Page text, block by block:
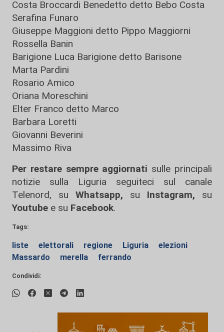
Costa Broccardi Benedetto detto Bebo Costa
Serafina Funaro
Giuseppe Maggioni detto Pippo Maggiorni
Rossella Banin
Barigione Luca Barigione detto Barisone
Marta Pardini
Rosario Amico
Oriana Moreschini
Elter Franco detto Marco
Barbara Loretti
Giovanni Beverini
Massimo Riva
Per restare sempre aggiornati sulle principali
notizie sulla Liguria seguiteci sul canale
Telenord, su
Whatsapp, su Instagram, su
Youtube e su Facebook.
Tags:
liste elettorali regione Liguria
elezioni
Massardo
merella ferrando
Condividi: